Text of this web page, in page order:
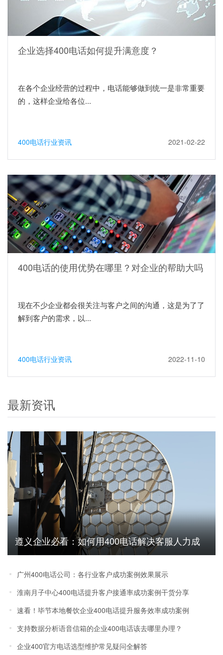
企业选择400电话如何提升满意度？
在各个企业经营的过程中，电话能够做到统一是非常重要
的，这样企业给各位...
400电话行业资讯 2021-02-22
400电话的使用优势在哪里？对企业的帮助大吗
现在不少企业都会很关注与客户之间的沟通，这是为了了
解到客户的需求，以...
400电话行业资讯 2022-11-10
最新资讯
遵义企业必看：如何用400电话解决客服人力成
本高问题
广州400电话公司：各行业客户成功案例效果展示
淮南月子中心400电话提升客户接通率成功案例干货分享
速看！毕节本地餐饮企业400电话提升服务效率成功案例
支持数据分析语音信箱的企业400电话该去哪里办理？
企业400官方电话选型维护常见疑问全解答